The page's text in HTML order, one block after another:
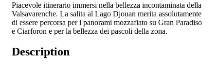
Piacevole itinerario immersi nella bellezza incontaminata della
Valsavarenche. La salita al Lago Djouan merita assolutamente
di essere percorsa per i panorami mozzafiato su Gran Paradiso
e Ciarforon e per la bellezza dei pascoli della zona.
Description